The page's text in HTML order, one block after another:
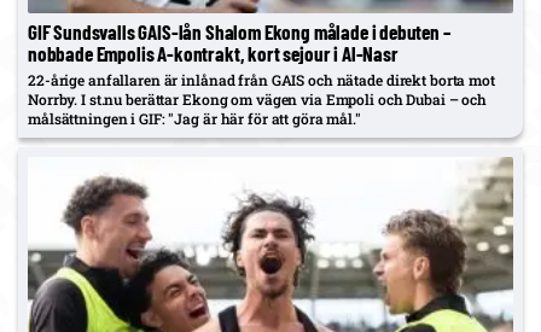
GIF Sundsvalls GAIS-lån Shalom Ekong målade i debuten –
nobbade Empolis A-kontrakt, kort sejour i Al-Nasr
22-årige anfallaren är inlånad från GAIS och nätade direkt borta mot
Norrby. I st.nu berättar Ekong om vägen via Empoli och Dubai – och
målsättningen i GIF: "Jag är här för att göra mål."